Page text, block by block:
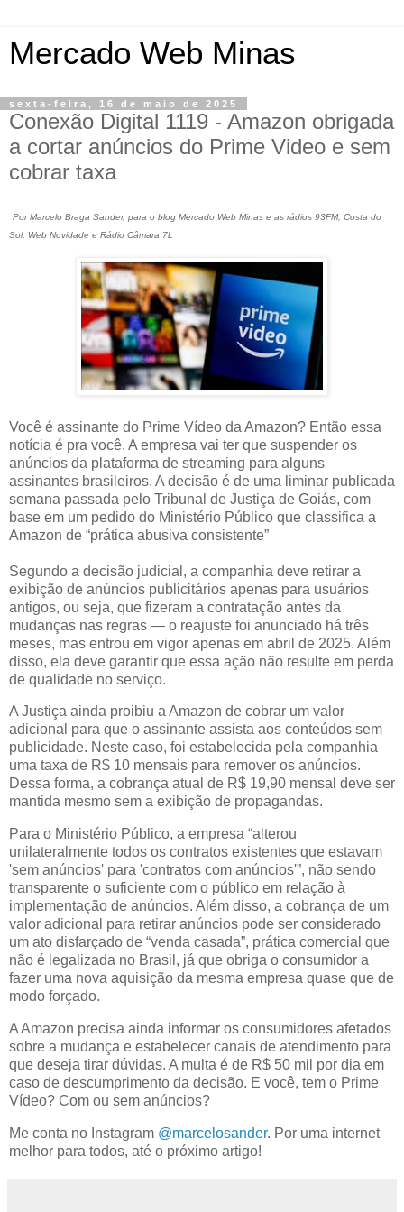
Mercado Web Minas
sexta-feira, 16 de maio de 2025
Conexão Digital 1119 - Amazon obrigada
a cortar anúncios do Prime Video e sem
cobrar taxa
Por Marcelo Braga Sander, para o blog Mercado Web Minas e as rádios 93FM, Costa do
Sol, Web Novidade e Rádio Câmara 7L
Você é assinante do Prime Vídeo da Amazon? Então essa
notícia é pra você. A empresa vai ter que suspender os
anúncios da plataforma de streaming para alguns
assinantes brasileiros. A decisão é de uma liminar publicada
semana passada pelo Tribunal de Justiça de Goiás, com
base em um pedido do Ministério Público que classifica a
Amazon de “prática abusiva consistente”
Segundo a decisão judicial, a companhia deve retirar a
exibição de anúncios publicitários apenas para usuários
antigos, ou seja, que fizeram a contratação antes da
mudanças nas regras — o reajuste foi anunciado há três
meses, mas entrou em vigor apenas em abril de 2025. Além
disso, ela deve garantir que essa ação não resulte em perda
de qualidade no serviço.
A Justiça ainda proibiu a Amazon de cobrar um valor
adicional para que o assinante assista aos conteúdos sem
publicidade. Neste caso, foi estabelecida pela companhia
uma taxa de R$ 10 mensais para remover os anúncios.
Dessa forma, a cobrança atual de R$ 19,90 mensal deve ser
mantida mesmo sem a exibição de propagandas.
Para o Ministério Público, a empresa “alterou
unilateralmente todos os contratos existentes que estavam
'sem anúncios' para 'contratos com anúncios'”, não sendo
transparente o suficiente com o público em relação à
implementação de anúncios. Além disso, a cobrança de um
valor adicional para retirar anúncios pode ser considerado
um ato disfarçado de “venda casada”, prática comercial que
não é legalizada no Brasil, já que obriga o consumidor a
fazer uma nova aquisição da mesma empresa quase que de
modo forçado.
A Amazon precisa ainda informar os consumidores afetados
sobre a mudança e estabelecer canais de atendimento para
que deseja tirar dúvidas. A multa é de R$ 50 mil por dia em
caso de descumprimento da decisão. E você, tem o Prime
Vídeo? Com ou sem anúncios?
Me conta no Instagram @marcelosander. Por uma internet
melhor para todos, até o próximo artigo!